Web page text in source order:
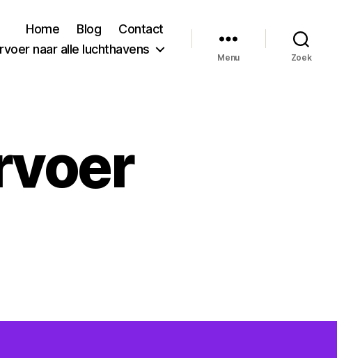
Home Blog
Contact
naar alle luchthavens
Menu Zoek